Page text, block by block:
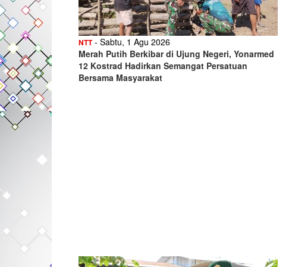
NTT- Sabtu, 1 Agu 2026
Merah Putih Berkibar di Ujung Negeri, Yonarmed
12 Kostrad Hadirkan Semangat Persatuan
Bersama Masyarakat